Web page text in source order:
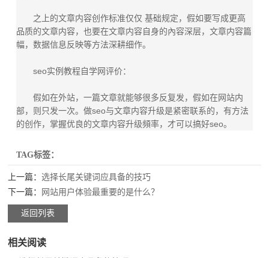
之上的文章内容创作标准仅仅 基础规定，假如要写成更高
品质的文章内容，也要在文章内容自身的內容深层，文章内容篇
幅，数据信息反映等方法深耕细作。
seo实例教程自学网评价：
假如在外站，一篇文章就能够很多反复发，假如在网站内
部，则只发一次。做seo与文章内容升级是紧密联系的，有方法
的创作，掌握优良的文章内容升级頻率，才可以搞好seo。
TAG标签：
上一篇：选择长尾关键词应具备的技巧
下一篇：
网站用户体验最重要的是什么？
返回列表
相关阅读